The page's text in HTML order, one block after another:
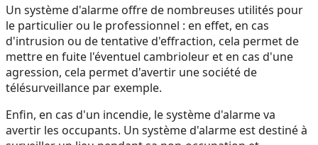
Un système d'alarme offre de nombreuses utilités pour
le particulier ou le professionnel : en effet, en cas
d'intrusion ou de tentative d'effraction, cela permet de
mettre en fuite l'éventuel cambrioleur et en cas d'une
agression, cela permet d'avertir une société de
télésurveillance par exemple.
Enfin, en cas d'un incendie, le système d'alarme va
avertir les occupants. Un système d'alarme est destiné à